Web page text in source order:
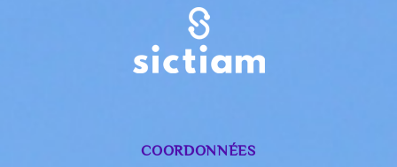
COORDONNÉES